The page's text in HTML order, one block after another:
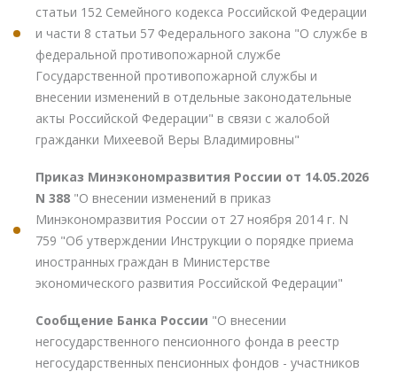
статьи 152 Семейного кодекса Российской Федерации
и части 8 статьи 57 Федерального закона "О службе в
федеральной противопожарной службе
Государственной противопожарной службы и
внесении изменений в отдельные законодательные
акты Российской Федерации" в связи с жалобой
гражданки Михеевой Веры Владимировны"
Приказ Минэкономразвития России от 14.05.2026
N 388 "О внесении изменений в приказ
Минэкономразвития России от 27 ноября 2014 г. N
759 "Об утверждении Инструкции о порядке приема
иностранных граждан в Министерстве
экономического развития Российской Федерации"
Сообщение Банка России "О внесении
негосударственного пенсионного фонда в реестр
негосударственных пенсионных фондов - участников